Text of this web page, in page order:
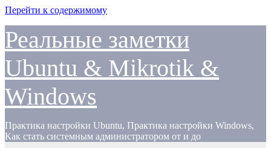
Перейти к содержимому
Реальные заметки
Ubuntu & Mikrotik &
Windows
Практика настройки Ubuntu, Практика настройки Windows,
Как стать системным администратором от и до